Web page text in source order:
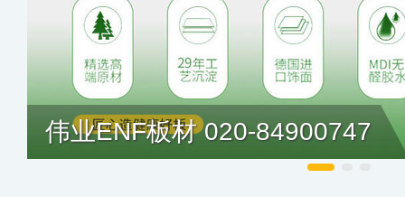
伟业ENF板材 020-84900747